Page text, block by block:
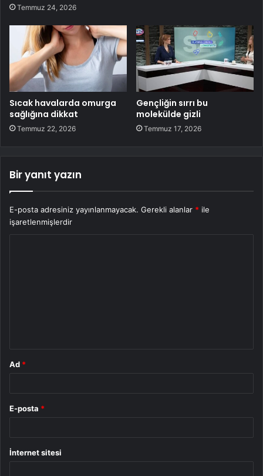
Temmuz 24, 2026
Sıcak havalarda omurga
sağlığına dikkat
Temmuz 22, 2026
Gençliğin sırrı bu
molekülde gizli
Temmuz 17, 2026
Bir yanıt yazın
E-posta adresiniz yayınlanmayacak. Gerekli alanlar * ile
işaretlenmişlerdir
Ad *
E-posta *
İnternet sitesi